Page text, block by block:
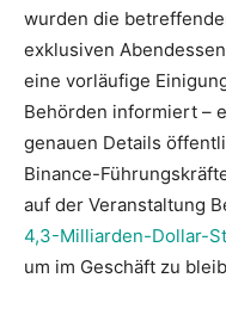
wurden die
exklusiven
eine vorläufige
Behörden informiert –
genauen Details
Binance-
auf der Veranstaltung
4,3-Milliarden-Dollar-
um im Geschäft zu